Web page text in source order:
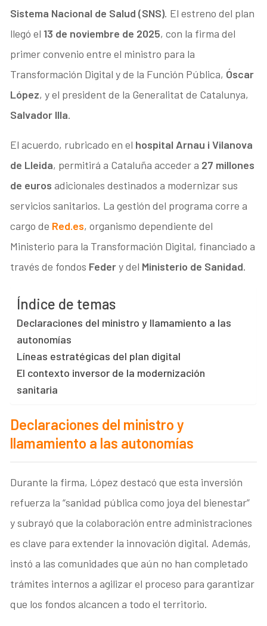
Sistema Nacional de Salud (SNS). El estreno del plan
llegó el13 de noviembre de 2025, con la firma del
primer convenio entre el ministro para la
Transformación Digital y de la Función Pública, Óscar
López, y el president de la Generalitat de Catalunya,
Salvador Illa.
El acuerdo, rubricado en el hospital Arnau i Vilanova
de Lleida, permitirá a Cataluña acceder a 27 millones
de euros adicionales destinados a modernizar sus
servicios sanitarios. La gestión del programa corre a
cargo de Red.es, organismo dependiente del
Ministerio para la Transformación Digital, financiado a
través de fondos Federy del Ministerio de Sanidad.
Índice de temas
Declaraciones del ministro y llamamiento a las
autonomías
Líneas estratégicas del plan digital
El contexto inversor de la modernización
sanitaria
Declaraciones del ministro y
llamamiento a las autonomías
Durante la firma, López destacó que esta inversión
refuerza la “sanidad pública como joya del bienestar”
y subrayó que la colaboración entre administraciones
es clave para extender la innovación digital. Además,
instó a las comunidades que aún no han completado
trámites internos a agilizar el proceso para garantizar
que los fondos alcancen a todo el territorio.